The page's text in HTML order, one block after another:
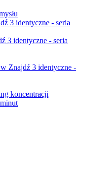
3 identyczne - seria
3 identyczne - seria
Znajdź 3 identyczne -
koncentracji